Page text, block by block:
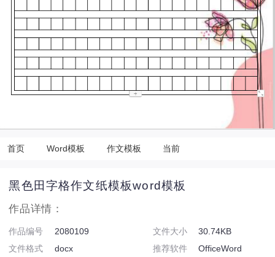
首页 Word模板 作文模板 当前
黑色田字格作文纸模板word模板
作品详情：
作品编号 2080109 文件大小
30.74KB
文件格式
docx 推荐软件
OfficeWord